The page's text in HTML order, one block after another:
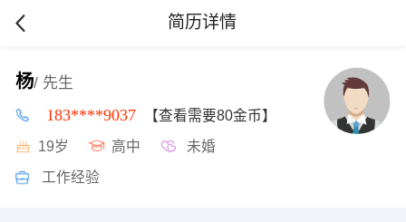
简历详情
杨/ 先生
183****9037 【查看需要80金币】
19岁 高中 未婚
工作经验